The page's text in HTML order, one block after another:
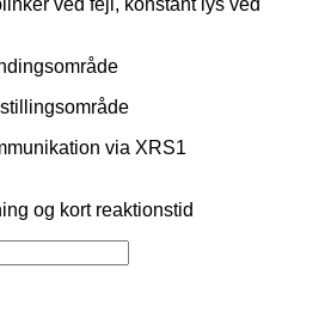
via XRS1
og kort reaktionstid